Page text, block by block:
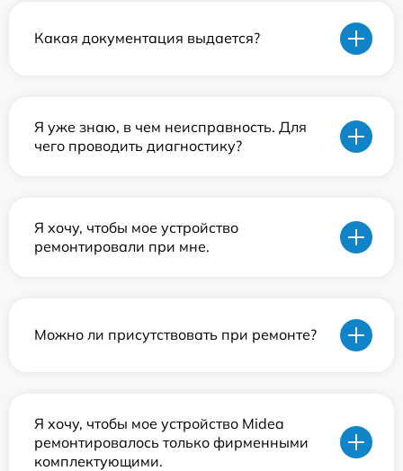
Какая документация выдается?
Я уже знаю, в чем неисправность. Для
чего проводить диагностику?
Я хочу, чтобы мое устройство
ремонтировали при мне.
Можно ли присутствовать при ремонте?
Я хочу, чтобы мое устройство Midea
ремонтировалось только фирменными
комплектующими.